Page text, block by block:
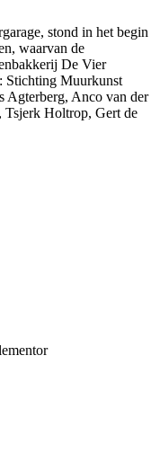
stond in het begin
waarvan de
De Vier
Stichting Muurkunst
Agterberg, Anco van der
Tsjerk Holtrop, Gert de